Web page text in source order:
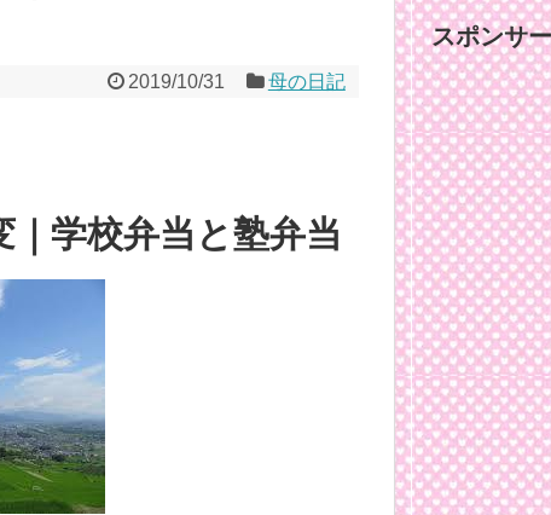
2019/10/31 母の日記
学校弁当と塾弁当
スポンサ